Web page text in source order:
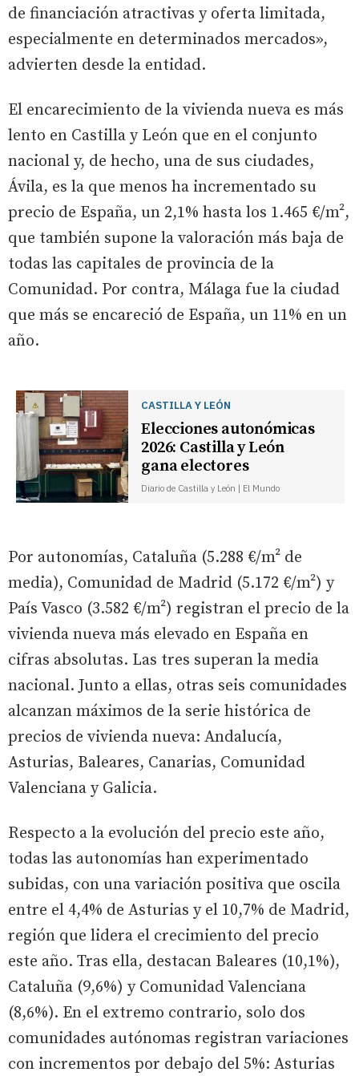
de financiación atractivas y oferta limitada,
especialmente en determinados mercados»,
advierten desde la entidad.
El encarecimiento de la vivienda nueva es más
lento en Castilla y León que en el conjunto
nacional y, de hecho, una de sus ciudades,
Ávila, es la que menos ha incrementado su
precio de España, un 2,1% hasta los 1.465 €/m²,
que también supone la valoración más baja de
todas las capitales de provincia de la
Comunidad. Por contra, Málaga fue la ciudad
que más se encareció de España, un 11% en un
año.
CASTILLA Y LEÓN
Elecciones autonómicas
2026: Castilla y León
gana electores
Diario de Castilla y León | El Mundo
Por autonomías, Cataluña (5.288 €/m² de
media), Comunidad de Madrid (5.172 €/m²) y
País Vasco (3.582 €/m²) registran el precio de la
vivienda nueva más elevado en España en
cifras absolutas. Las tres superan la media
nacional. Junto a ellas, otras seis comunidades
alcanzan máximos de la serie histórica de
precios de vivienda nueva: Andalucía,
Asturias, Baleares, Canarias, Comunidad
Valenciana y Galicia.
Respecto a la evolución del precio este año,
todas las autonomías han experimentado
subidas, con una variación positiva que oscila
entre el 4,4% de Asturias y el 10,7% de Madrid,
región que lidera el crecimiento del precio
este año. Tras ella, destacan Baleares (10,1%),
Cataluña (9,6%) y Comunidad Valenciana
(8,6%). En el extremo contrario, solo dos
comunidades autónomas registran variaciones
con incrementos por debajo del 5%: Asturias